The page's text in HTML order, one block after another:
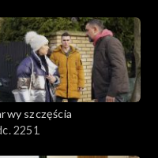
szczęścia
2251